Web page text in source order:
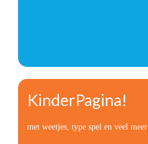
KinderPagina!
met weetjes, type spel en veel meer